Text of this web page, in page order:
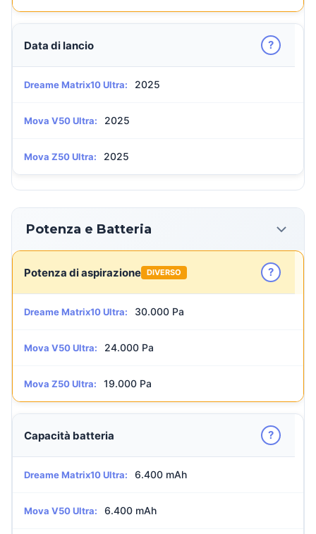
Data di lancio ?
Dreame Matrix10 Ultra: 2025
Mova V50 Ultra: 2025
Mova Z50 Ultra: 2025
Potenza e Batteria
Potenza di aspirazione DIVERSO ?
Dreame Matrix10 Ultra: 30.000 Pa
Mova V50 Ultra: 24.000 Pa
Mova Z50 Ultra: 19.000 Pa
Capacità batteria ?
Dreame Matrix10 Ultra: 6.400 mAh
Mova V50 Ultra: 6.400 mAh